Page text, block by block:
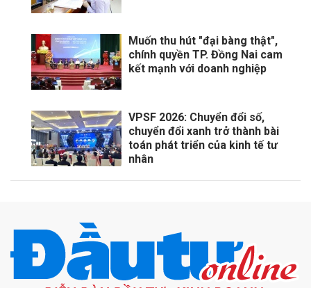
Muốn thu hút "đại bàng thật",
chính quyền TP. Đồng Nai cam
kết mạnh với doanh nghiệp
VPSF 2026: Chuyển đổi số,
chuyển đổi xanh trở thành bài
toán phát triển của kinh tế tư
nhân